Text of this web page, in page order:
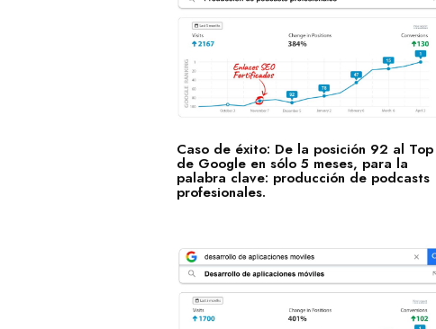
Caso de éxito: De la posición 92 al
de Google en sólo 5 meses, para la
palabra clave: producción de podcasts
profesionales.